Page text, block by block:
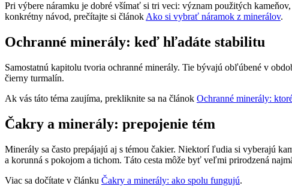
Pri výbere náramku je dobré všímať si tri veci: význam použitých
konkrétny návod, prečítajte si článokAko si vybrať náramok z minerálov.
Ochranné minerály: keď hľadáte stabilitu
Samostatnú kapitolu tvoria ochranné minerály. Tie bývajú obľúbené v
čierny turmalín.
Ak vás táto téma zaujíma, prekliknite sa na článok Ochranné minerály:
Čakry a minerály: prepojenie tém
Minerály sa často prepájajú aj s témou čakier. Niektorí ľudia si vyberajú
a korunná s pokojom a tichom. Táto cesta môže byť veľmi prirodzená
Viac sa dočítate v článku Čakry a minerály: ako spolu fungujú.